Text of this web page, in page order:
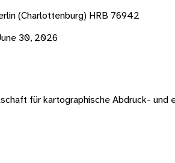
(Charlottenburg) HRB 76942
30, 2026
für kartographische Abdruck-